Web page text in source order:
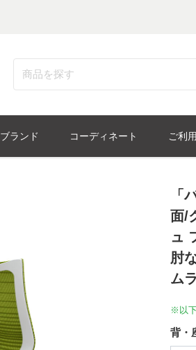
ブランド コーディネート ご利
「
面/
ュ
肘
ム
※以
背・